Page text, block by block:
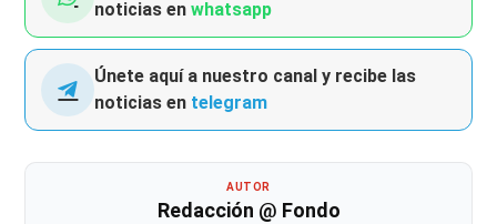
noticias enwhatsapp
Únete aquí a nuestro canal y recibe las
noticias en telegram
AUTOR
Redacción @ Fondo